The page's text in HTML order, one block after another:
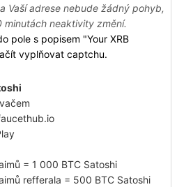
Vaší adrese nebude žádný pohyb,
minutách neaktivity změní.
pole s popisem "Your XRB
vyplňovat captchu.
= 1 000 BTC Satoshi
refferala = 500 BTC Satoshi